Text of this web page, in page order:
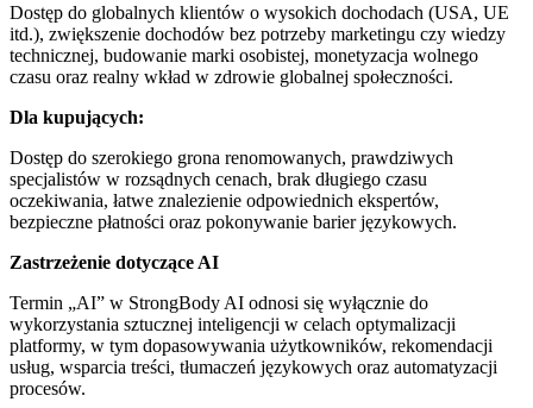
Dostęp do globalnych klientów o wysokich dochodach (USA, UE
itd.), zwiększenie dochodów bez potrzeby marketingu czy wiedzy
technicznej, budowanie marki osobistej, monetyzacja wolnego
czasu oraz realny wkład w zdrowie globalnej społeczności.
Dla kupujących:
Dostęp do szerokiego grona renomowanych, prawdziwych
specjalistów w rozsądnych cenach, brak długiego czasu
oczekiwania, łatwe znalezienie odpowiednich ekspertów,
bezpieczne płatności oraz pokonywanie barier językowych.
Zastrzeżenie dotyczące AI
Termin „AI” w StrongBody AI odnosi się wyłącznie do
wykorzystania sztucznej inteligencji w celach optymalizacji
platformy, w tym dopasowywania użytkowników, rekomendacji
usług, wsparcia treści, tłumaczeń językowych oraz automatyzacji
procesów.